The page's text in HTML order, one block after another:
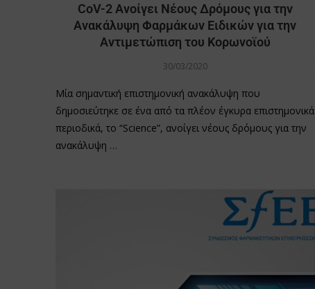
CoV-2 Ανοίγει Νέους Δρόμους για την
Ανακάλυψη Φαρμάκων Ειδικών για την
Αντιμετώπιση του Κορωνοϊού
30/03/2020
Μία σημαντική επιστημονική ανακάλυψη που
δημοσιεύτηκε σε ένα από τα πλέον έγκυρα επιστημονικά
περιοδικά, το “Science”, ανοίγει νέους δρόμους για την
ανακάλυψη …